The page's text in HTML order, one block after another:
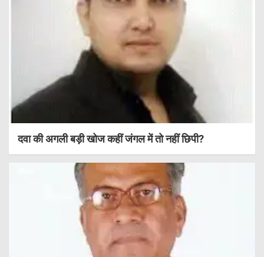
दवा की अगली बड़ी खोज कहीं जंगल में तो नहीं छिपी?